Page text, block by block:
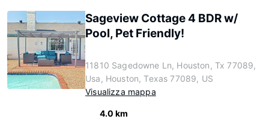
Sageview Cottage 4 BDR w/
Pool, Pet Friendly!
11810 Sagedowne Ln, Houston, Tx 77089,
Usa, Houston, Texas 77089, US
Visualizza mappa
4.0 km